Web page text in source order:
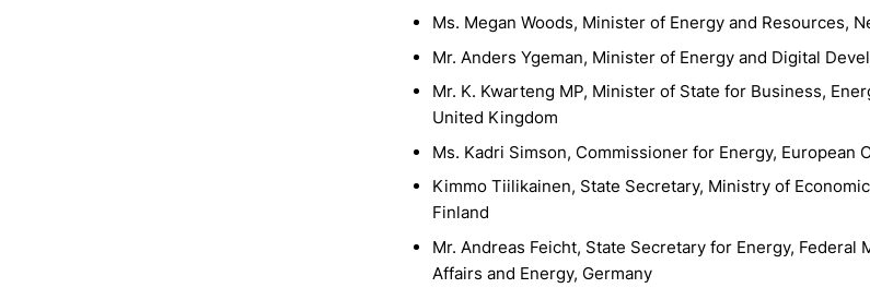
Ms. Megan Woods, Minister of Energy and Resources,
Mr. Anders Ygeman, Minister of Energy and Digital
Mr. K. Kwarteng MP, Minister of State for Business,
United Kingdom
Ms. Kadri Simson, Commissioner for Energy, European
Kimmo Tiilikainen, State Secretary, Ministry of
Finland
Mr. Andreas Feicht, State Secretary for Energy, Federal
Affairs and Energy, Germany